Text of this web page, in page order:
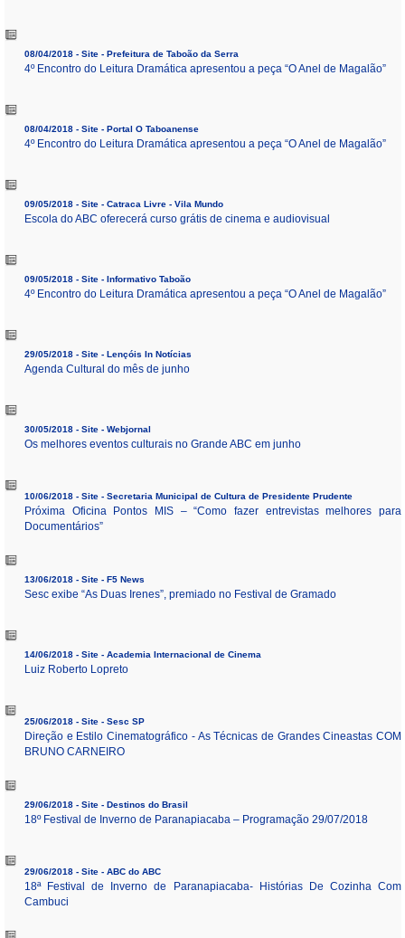
08/04/2018 - Site - Prefeitura de Taboão da Serra
4º Encontro do Leitura Dramática apresentou a peça “O Anel de Magalão”
08/04/2018 - Site - Portal O Taboanense
4º Encontro do Leitura Dramática apresentou a peça “O Anel de Magalão”
09/05/2018 - Site - Catraca Livre - Vila Mundo
Escola do ABC oferecerá curso grátis de cinema e audiovisual
09/05/2018 - Site - Informativo Taboão
4º Encontro do Leitura Dramática apresentou a peça “O Anel de Magalão”
29/05/2018 - Site - Lençóis In Notícias
Agenda Cultural do mês de junho
30/05/2018 - Site - Webjornal
Os melhores eventos culturais no Grande ABC em junho
10/06/2018 - Site - Secretaria Municipal de Cultura de Presidente Prudente
Próxima Oficina Pontos MIS – “Como fazer entrevistas melhores para
Documentários”
13/06/2018 - Site - F5 News
Sesc exibe “As Duas Irenes”, premiado no Festival de Gramado
14/06/2018 - Site - Academia Internacional de Cinema
Luiz Roberto Lopreto
25/06/2018 - Site - Sesc SP
Direção e Estilo Cinematográfico - As Técnicas de Grandes Cineastas COM
BRUNO CARNEIRO
29/06/2018 - Site - Destinos do Brasil
18º Festival de Inverno de Paranapiacaba – Programação 29/07/2018
29/06/2018 - Site - ABC do ABC
18ª Festival de Inverno de Paranapiacaba- Histórias De Cozinha Com
Cambuci